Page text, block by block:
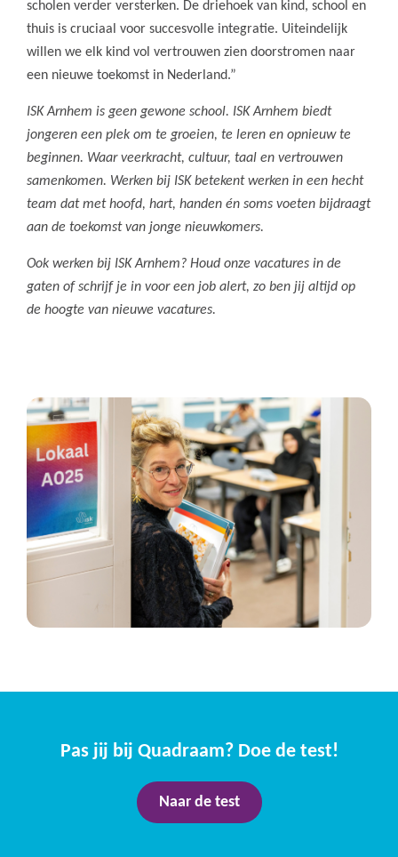
scholen verder versterken. De driehoek van kind, school en
thuis is cruciaal voor succesvolle integratie. Uiteindelijk
willen we elk kind vol vertrouwen zien doorstromen naar
een nieuwe toekomst in Nederland.”
ISK Arnhem is geen gewone school. ISK Arnhem biedt
jongeren een plek om te groeien, te leren en opnieuw te
beginnen. Waar veerkracht, cultuur, taal en vertrouwen
samenkomen. Werken bij ISK betekent werken in een hecht
team dat met hoofd, hart, handen én soms voeten bijdraagt
aan de toekomst van jonge nieuwkomers.
Ook werken bij ISK Arnhem? Houd onze vacatures in de
gaten of schrijf je in voor een job alert, zo ben jij altijd op
de hoogte van nieuwe vacatures.
Pas jij bij Quadraam? Doe de test!
Naar de test